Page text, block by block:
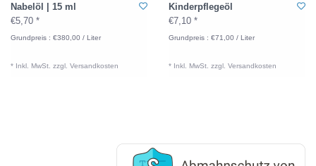
Nabelöl | 15 ml
€5,70 *
Grundpreis : €380,00 / Liter
* Inkl. MwSt. zzgl. Versandkosten
Kinderpflegeöl
€7,10 *
Grundpreis : €71,00 / Liter
* Inkl. MwSt. zzgl. Versandkosten